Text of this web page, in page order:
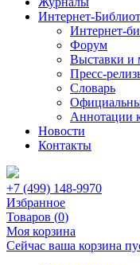
Интернет-
Интернет-
Форум
Выставки и
Пресс-
Словарь
Аннотации
Новости
Контакты
+7 (499) 148-9970
Избранное
Товаров (0)
Моя корзина
Сейчас ваша корзина